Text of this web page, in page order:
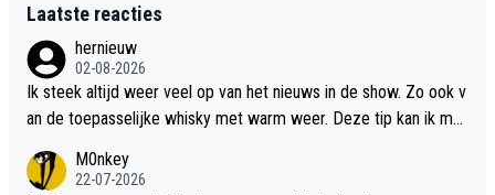
Laatste reacties
hernieuw
02-08-2026
Ik steek altijd weer veel op van het nieuws in de show. Zo ook v
an de toepasselijke whisky met warm weer. Deze tip kan ik met
M0nkey
22-07-2026